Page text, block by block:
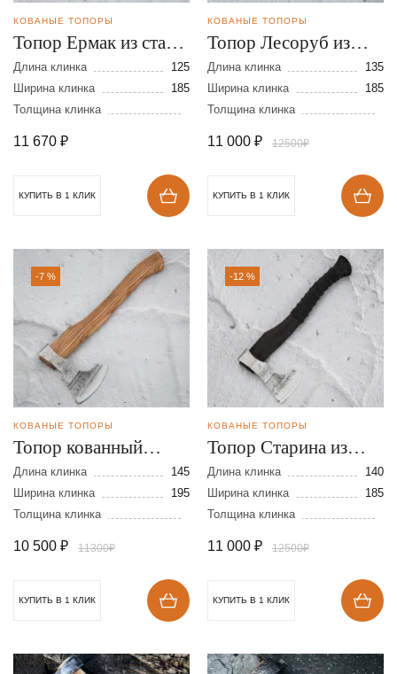
КОВАНЫЕ ТОПОРЫ
Топор Ермак из стали
9ХС
Длина клинка
125
Ширина клинка
185
Толщина клинка
11 670 ₽
КУПИТЬ В 1 КЛИК
КОВАНЫЕ ТОПОРЫ
Топор Лесоруб из
стали 9ХС
Длина клинка
135
Ширина клинка
185
Толщина клинка
11 000 ₽ 12500₽
КУПИТЬ В 1 КЛИК
-7 %
КОВАНЫЕ ТОПОРЫ
Топор кованный
Классический из
стали 9ХС
Длина клинка
145
Ширина клинка
195
Толщина клинка
10 500 ₽ 11300₽
КУПИТЬ В 1 КЛИК
-12 %
КОВАНЫЕ ТОПОРЫ
Топор Старина из
стали 9ХС
Длина клинка
140
Ширина клинка
185
Толщина клинка
11 000 ₽ 12500₽
КУПИТЬ В 1 КЛИК